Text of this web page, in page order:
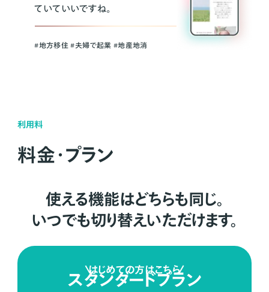
ていていいですね。
#地方移住 #夫婦で起業 #地産地消
利用料
料金・プラン
使える機能はどちらも同じ。
いつでも切り替えいただけます。
はじめての方はこちら
スタンダードプラン